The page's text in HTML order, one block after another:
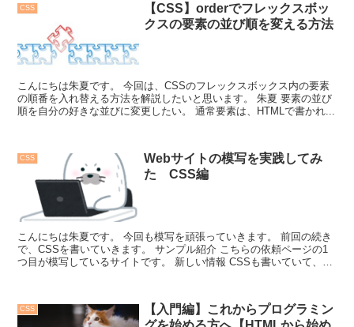
CSS
【CSS】orderでフレックスボッ
クスの要素の並び順を変える方法
こんにちは朱夏です。 今回は、CSSのフレックスボックス内の要素
の順番を入れ替える方法を解説したいと思います。 朱夏 要素の並び
順を自分の好きな並びに変更したい。 通常要素は、HTMLで書かれ...
CSS
Webサイトの模写を実践してみ
た CSS編
こんにちは朱夏です。 今回も模写を頑張っていきます。 前回の続き
で、CSSを書いていきます。 サンプル紹介 こちらの依頼ページの1
つ目が模写しているサイトです。 新しい情報 CSSも書いていて、新
CSS
【入門編】これからプログラミン